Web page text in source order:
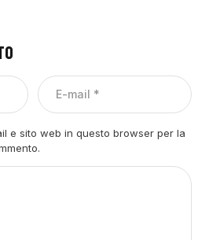
e sito web in questo browser per la